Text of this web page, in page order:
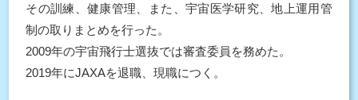
その訓練、健康管理、また、宇宙医学研究、地上運用管
制の取りまとめを行った。
2009年の宇宙飛行士選抜では審査委員を務めた。
2019年にJAXAを退職、現職につく。